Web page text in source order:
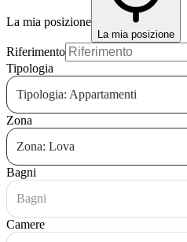
La mia posizione
La mia posizione
Riferimento
Tipologia
Tipologia: Appartamenti
Zona
Zona: Lova
Bagni
Bagni
Camere